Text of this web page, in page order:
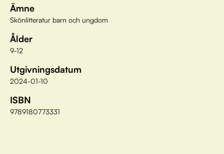
Ämne
Skönlitteratur barn och ungdom
Ålder
9-12
Utgivningsdatum
2024-01-10
ISBN
9789180773331